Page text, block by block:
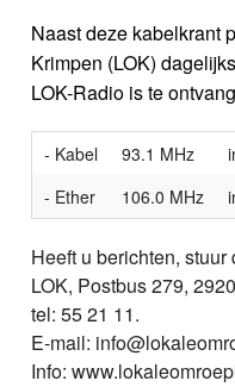
Naast deze kabelkrant
Krimpen (LOK)
LOK-Radio is te
- Kabel 93.1 MHz
- Ether
106.0 MHz
Heeft u berichten, stuur
LOK, Postbus 279,
tel: 55 21 11.
E-mail:
Info: